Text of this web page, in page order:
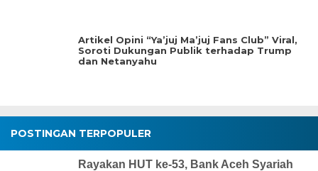
Artikel Opini “Ya’juj Ma’juj Fans Club” Viral,
Soroti Dukungan Publik terhadap Trump
dan Netanyahu
POSTINGAN TERPOPULER
Rayakan HUT ke-53, Bank Aceh Syariah